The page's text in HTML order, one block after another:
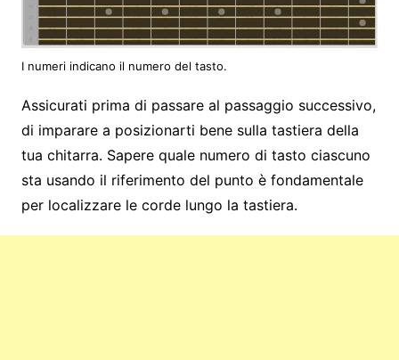
I numeri indicano il numero del tasto.
Assicurati prima di passare al passaggio successivo,
di imparare a posizionarti bene sulla tastiera della
tua chitarra. Sapere quale numero di tasto ciascuno
sta usando il riferimento del punto è fondamentale
per localizzare le corde lungo la tastiera.